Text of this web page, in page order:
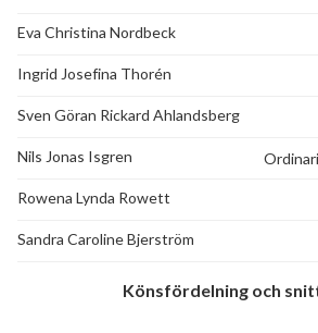
Eva Christina Nordbeck
Ingrid Josefina Thorén
Sven Göran Rickard Ahlandsberg
Nils Jonas Isgren
Rowena Lynda Rowett
Sandra Caroline Bjerström
Könsfördelning och